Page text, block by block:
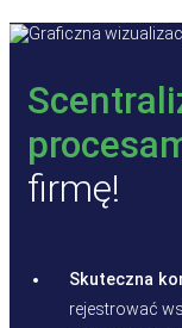
firmę!
Skuteczna
rejestrować